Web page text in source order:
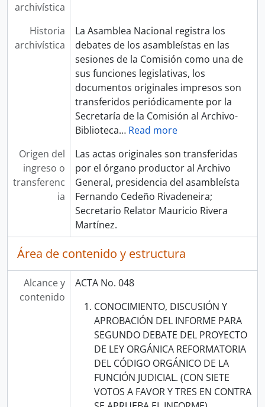
archivística
Historia
archivística
La Asamblea Nacional registra los
debates de los asambleístas en las
sesiones de la Comisión como una de
sus funciones legislativas, los
documentos originales impresos son
transferidos periódicamente por la
Secretaría de la Comisión al Archivo-
Biblioteca… Read more
Origen del
ingreso o
transferenc
ia
Las actas originales son transferidas
por el órgano productor al Archivo
General, presidencia del asambleísta
Fernando Cedeño Rivadeneira;
Secretario Relator Mauricio Rivera
Martínez.
Área de contenido y estructura
Alcance y
contenido
ACTA No. 048
CONOCIMIENTO, DISCUSIÓN Y
APROBACIÓN DEL INFORME PARA
SEGUNDO DEBATE DEL PROYECTO
DE LEY ORGÁNICA REFORMATORIA
DEL CÓDIGO ORGÁNICO DE LA
FUNCIÓN JUDICIAL. (CON SIETE
VOTOS A FAVOR Y TRES EN CONTRA